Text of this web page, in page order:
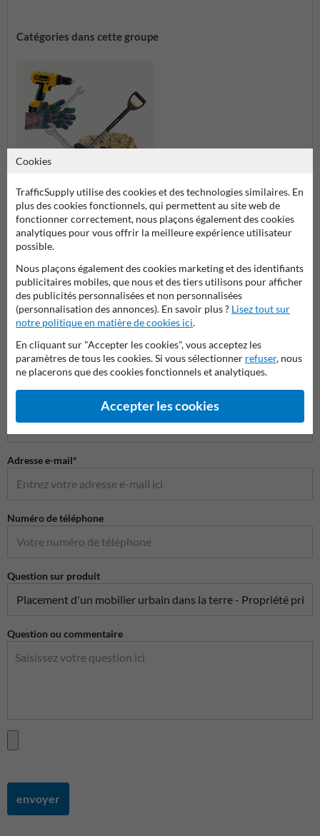
Catégories dans cette groupe
Placement et montage
Poser votre question à MiroirdeCirculation.be
Nom*
Adresse e-mail*
Numéro de téléphone
Question sur produit
Question ou commentaire
envoyer
Cookies
TrafficSupply utilise des cookies et des technologies similaires. En
plus des cookies fonctionnels, qui permettent au site web de
fonctionner correctement, nous plaçons également des cookies
analytiques pour vous offrir la meilleure expérience utilisateur
possible.
Nous plaçons également des cookies marketing et des identifiants
publicitaires mobiles, que nous et des tiers utilisons pour afficher
des publicités personnalisées et non personnalisées
(personnalisation des annonces). En savoir plus ? Lisez tout sur
notre politique en matière de cookies ici.
En cliquant sur "Accepter les cookies", vous acceptez les
paramètres de tous les cookies. Si vous sélectionner refuser, nous
ne placerons que des cookies fonctionnels et analytiques.
Accepter les cookies